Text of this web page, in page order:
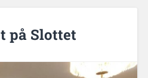
på Slottet